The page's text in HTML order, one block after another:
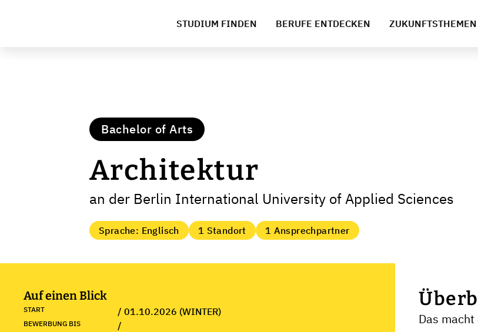
STUDIUM FINDEN BERUFE ENTDECKEN ZUKUNFTSTHEMEN
Bachelor of Arts
Architektur
an der Berlin International University of Applied Sciences
Sprache: Englisch 1 Standort 1 Ansprechpartner
Auf einen Blick
START / 01.10.2026 (WINTER)
BEWERBUNG BIS / Das